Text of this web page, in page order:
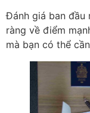
Đánh giá ban đầu
ràng về điểm
mà bạn có thể